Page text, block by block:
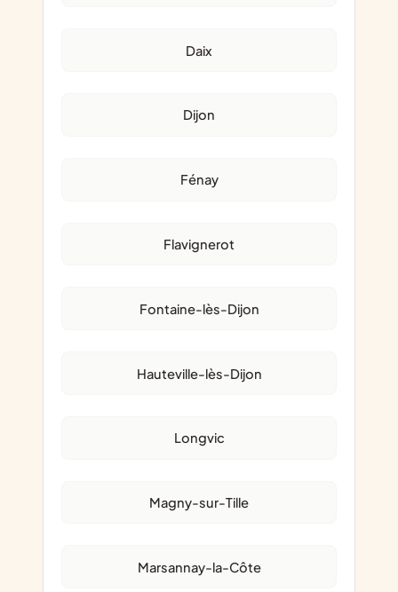
Daix
Dijon
Fénay
Flavignerot
Fontaine-lès-Dijon
Hauteville-lès-Dijon
Longvic
Magny-sur-Tille
Marsannay-la-Côte